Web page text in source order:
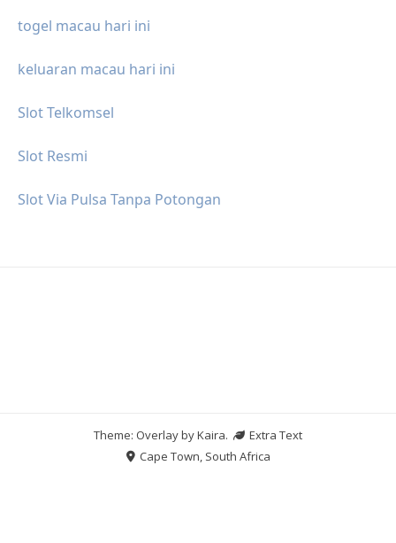
togel macau hari ini
keluaran macau hari ini
Slot Telkomsel
Slot Resmi
Slot Via Pulsa Tanpa Potongan
Theme: Overlay byKaira.
Extra Text
Cape Town, South Africa